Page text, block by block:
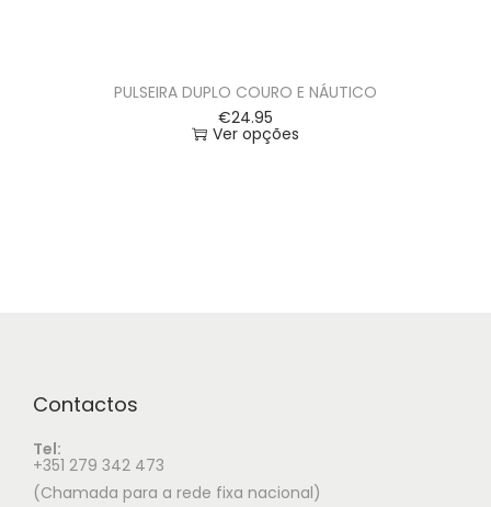
PULSEIRA DUPLO COURO E NÁUTICO
€24.95
Ver opções
Contactos
Tel:
+351 279 342 473
(Chamada para a rede fixa nacional)